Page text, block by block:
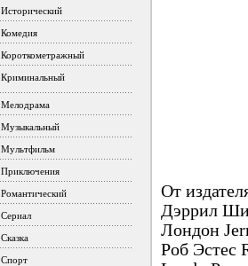
Исторический
Комедия
Короткометражный
Криминальный
Мелодрама
Музыкальный
Мультфильм
Приключения
Романтический
Сериал
Сказка
Спорт
От
Дэррил
Лондон
Роб Эстес